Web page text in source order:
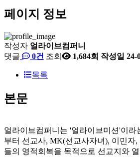
페이지 정보
작성자 얼라이브컴퍼니
댓글
0건 조회 1,684회 작성일 24-
목록
본문
얼라이브컴퍼니는 '얼라이브미션'이라
부터 선교사, MK(선교사자녀), 이민자
들의 영적회복을 목적으로 선교지와